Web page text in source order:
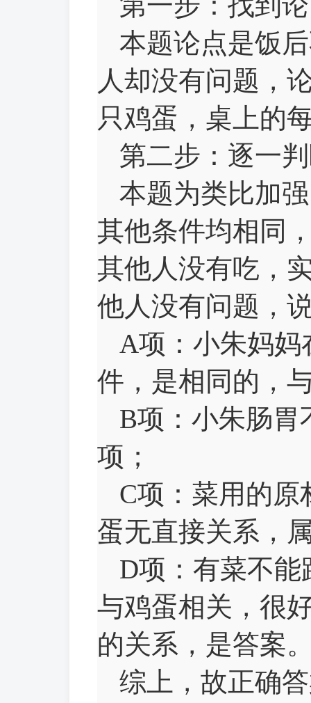
本题论点是饭
人却没有问题，
只鸡蛋，桌上的
第二步：逐一
本题为类比加
其他条件均相同
其他人没有吃，
他人没有问题，
A项：小朱妈妈
件，是相同的，
B项：小朱肠胃
项；
C项：菜用的
蛋无直接关系，
D项：有菜不
与鸡蛋相关，很
的关系，是答案
综上，故正确